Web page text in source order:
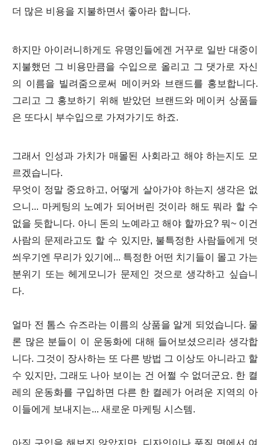
더 많은 비용을 지불하면서 좋아라 합니다.
하지만 아이러니하게도 유명인들에겐 거꾸로 일반 대중이
지불했던 그 비용만큼을 수입으로 올리고 그 댓가로 자신
의 이름을 빌려줌으로써 메이커와 브랜드를 홍보합니다.
그리고 그 홍보하기 위해 받았던
브랜드와 메이커 상품들
은 또다시 부수입으로 가져가기도 하죠.
그래서 인성과 가치가 매몰된 사회라고 해야 하는지도 모
르겠습니다.
무엇이 정말 중요하고, 어떻게 살아가야 하는지 생각은 없
으니... 마케팅의 노예가 되어버린 것이라 해도 뭐라 할 수
없을 듯합니다. 아니 돈의 노예라고 해야 할까요? 뭐~ 이건
사람의 문제라고도 할 수 있지만, 불특정한 사람들에게 덧
씌우기엔 무리가 있기에... 특정한 어떤 치기들이 몰고 가는
분위기 또는 헤게모니가 문제인 것으로 생각하고 싶습니
다.
얼마 전 톰스 슈즈라는 이름의 상품을 알게 되었습니다. 물
론 많은 분들이 이 운동화에 대해 들어보셨으리라 생각합
니다. 그것이 장사하는 또 다른 방법 그 이상도 아니라고 할
수 있지만, 그래도 나아 보이는 건 어쩔 수 없더군요. 한 켤
레의 운동화를 구입하면 다른 한 켤레가 어려운 지역의 아
이들에게 보내지는... 새로운 마케팅 시스템.
아직 구입을 해보진 않았지만, 디자인이나 품질 면에서 여